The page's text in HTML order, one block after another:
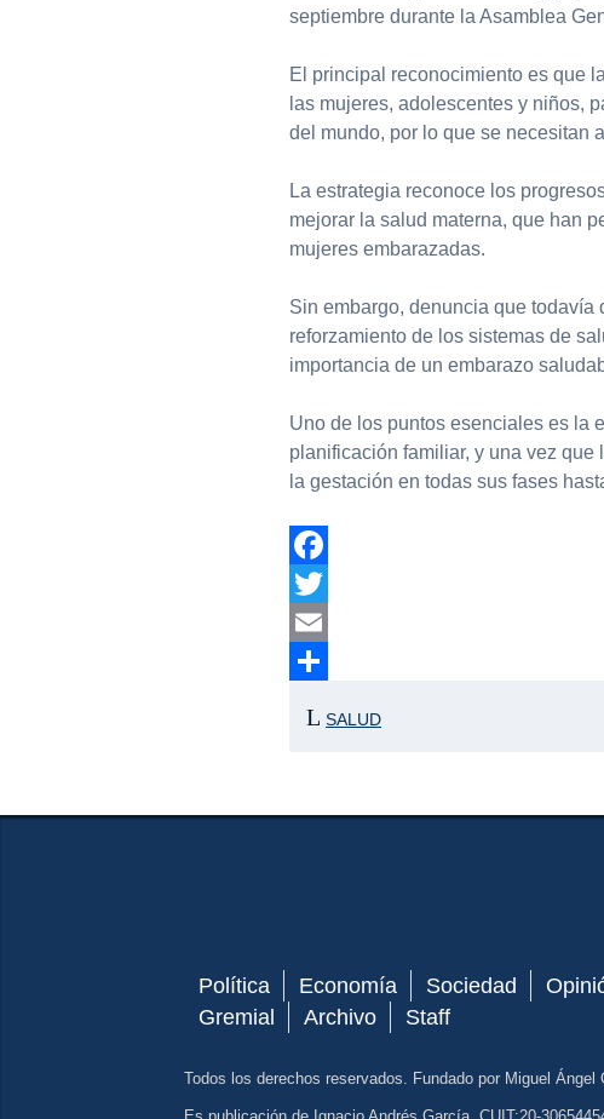
septiembre durante la Asamblea
El principal reconocimiento es que
las mujeres, adolescentes y niños,
del mundo, por lo que se necesitan
La estrategia reconoce los
mejorar la salud materna, que han
mujeres embarazadas.
Sin embargo, denuncia que todavía
reforzamiento de los sistemas de
importancia de un embarazo
Uno de los puntos esenciales es la
planificación familiar, y una vez
la gestación en todas sus fases
Facebook
Twitter
Email
SALUD
Política Economía Sociedad
Gremial
Archivo Staff
Todos los derechos reservados. Fundado por Miguel